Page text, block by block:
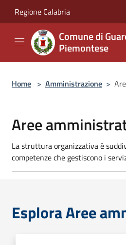
Regione Calabria
Comune di
Piemontese
Home > Amministrazione >
Aree
La struttura organizzativa è
competenze che gestiscono i
Esplora Aree